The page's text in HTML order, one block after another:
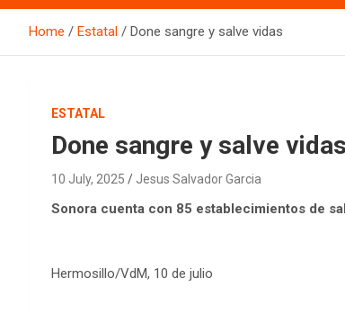
Home Estatal Done sangre y salve vidas
ESTATAL
Done sangre y salve vidas
10 July, 2025 Jesus Salvador Garcia
Sonora cuenta con 85 establecimientos de
Hermosillo/VdM, 10 de julio